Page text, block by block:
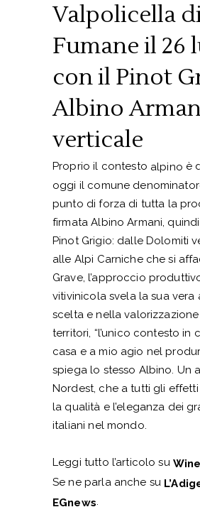
Valpolicella
Fumane il 26
con il Pinot
Albino
verticale
Proprio il contesto alpino è
oggi il comune
punto di forza di tutta la
firmata Albino Armani,
Pinot Grigio: dalle Dolomiti
alle Alpi Carniche che si
Grave, l’approccio
vitivinicola svela la sua vera
scelta e nella
territori, “l’unico contesto in
casa e a mio agio nel
spiega lo stesso Albino. Un
Nordest, che a tutti gli
la qualità e l’eleganza dei
italiani nel mondo.
Leggi tutto l’articolo su
Se ne parla anche su
EGnews.